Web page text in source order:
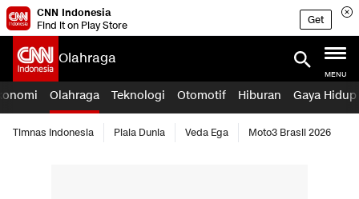
CNN Indonesia
Find it on Play Store
Get
Olahraga
MENU
Olahraga Teknologi Otomotif Hiburan Gaya Hidup
Timnas Indonesia Piala Dunia Veda Ega Moto3 Brasil 2026